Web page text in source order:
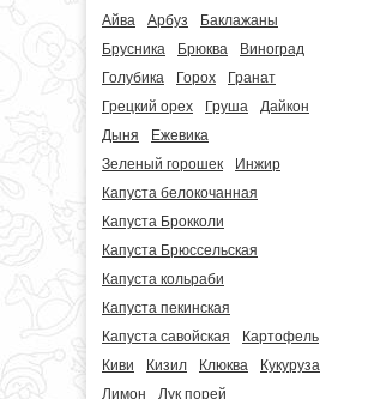
Айва Арбуз
Баклажаны
Брусника
Брюква
Виноград
Голубика
Горох
Гранат
Грецкий орех
Груша
Дайкон
Дыня
Ежевика
Зеленый горошек
Инжир
Капуста белокочанная
Капуста Брокколи
Капуста Брюссельская
Капуста кольраби
Капуста пекинская
Капуста савойская
Картофель
Киви
Кизил Клюква
Кукуруза
Лимон
Лук порей